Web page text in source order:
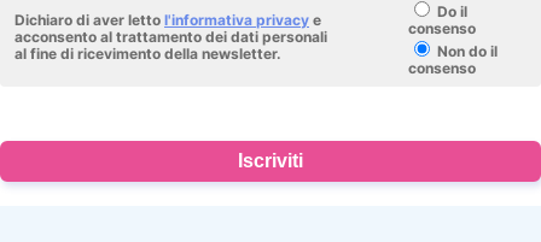
Dichiaro di aver letto l'informativa privacy e
acconsento al trattamento dei dati personali
al fine di ricevimento della newsletter.
Do il
consenso
Non do il
consenso
Iscriviti